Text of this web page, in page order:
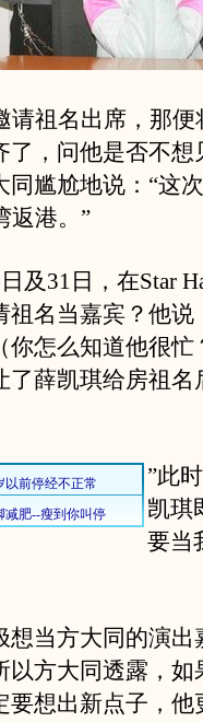
祖名出席，那便
了，问他是否不想
尴尬地说：“这
返港。”
31日，在Star
名当嘉宾？他说
你怎么知道他很忙
了薛凯琪给房祖名
”此
凯琪
要当
当方大同的演出
以方大同透露，如
要想出新点子，他